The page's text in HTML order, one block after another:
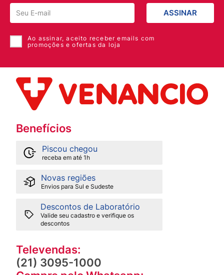
ASSINAR
Ao assinar, aceito receber emails com
promoções e ofertas da loja
Benefícios
Piscou chegou
receba em até 1h
Novas regiões
Envios para Sul e Sudeste
Descontos de Laboratório
Valide seu cadastro e verifique os
descontos
Televendas:
(21) 3095-1000